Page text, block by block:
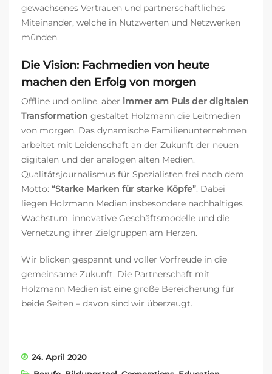
gewachsenes Vertrauen und partnerschaftliches
Miteinander, welche in Nutzwerten und Netzwerken
münden.
Die Vision: Fachmedien von heute
machen den Erfolg von morgen
Offline und online, aber immer am Puls der digitalen
Transformation gestaltet Holzmann die Leitmedien
von morgen. Das dynamische Familienunternehmen
arbeitet mit Leidenschaft an der Zukunft der neuen
digitalen und der analogen alten Medien.
Qualitätsjournalismus für Spezialisten frei nach dem
Motto: “Starke Marken für starke Köpfe”. Dabei
liegen Holzmann Medien insbesondere nachhaltiges
Wachstum, innovative Geschäftsmodelle und die
Vernetzung ihrer Zielgruppen am Herzen.
Wir blicken gespannt und voller Vorfreude in die
gemeinsame Zukunft. Die Partnerschaft mit
Holzmann Medien ist eine große Bereicherung für
beide Seiten – davon sind wir überzeugt.
24. April 2020